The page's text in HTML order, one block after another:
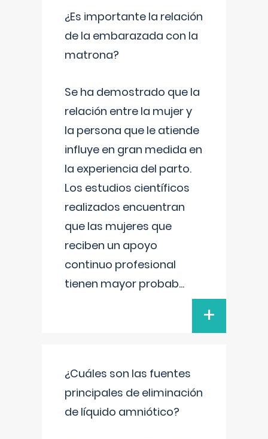
¿Es importante la relación
de la embarazada con la
matrona?
Se ha demostrado que la
relación entre la mujer y
la persona que le atiende
influye en gran medida en
la experiencia del parto.
Los estudios científicos
realizados encuentran
que las mujeres que
reciben un apoyo
continuo profesional
tienen mayor probab...
+
¿Cuáles son las fuentes
principales de eliminación
de líquido amniótico?